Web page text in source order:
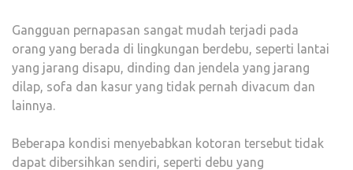
Gangguan pernapasan sangat mudah terjadi pada
orang yang berada di lingkungan berdebu, seperti lantai
yang jarang disapu, dinding dan jendela yang jarang
dilap, sofa dan kasur yang tidak pernah divacum dan
lainnya.
Beberapa kondisi menyebabkan kotoran tersebut tidak
dapat dibersihkan sendiri, seperti debu yang